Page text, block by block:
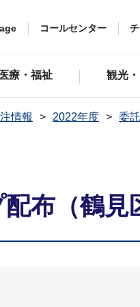
コールセンター
療・福祉 観光
情報 2022年度 委託
布（鶴